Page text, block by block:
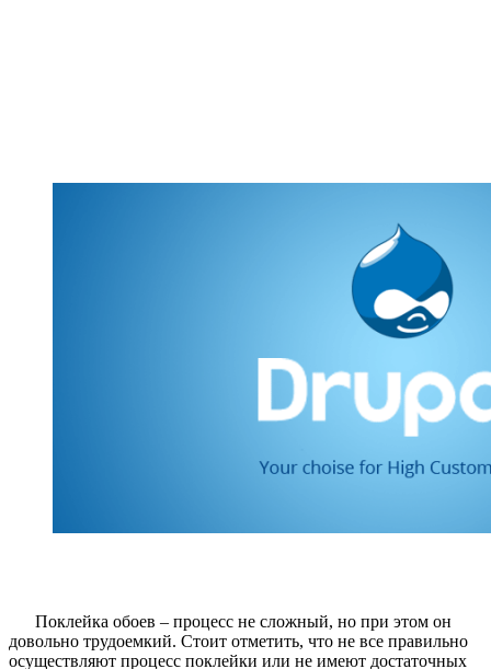
Поклейка обоев – процесс не сложный, но при этом он
довольно трудоемкий. Стоит отметить, что не все правильно
осуществляют процесс поклейки или не имеют достаточных